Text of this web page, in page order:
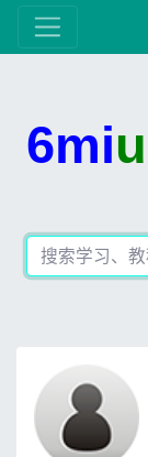
6miu